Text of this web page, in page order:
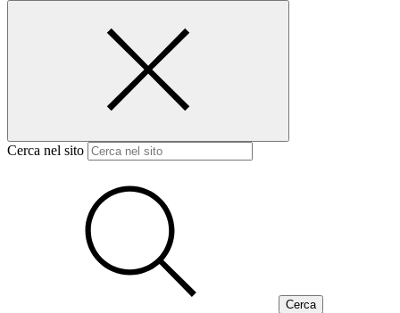
Cerca nel sito